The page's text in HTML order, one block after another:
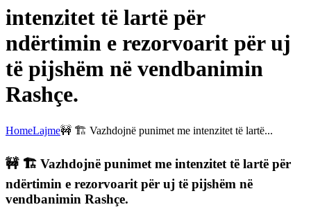
intenzitet të lartë për
ndërtimin e rezorvoarit për uj
të pijshëm në vendbanimin
Rashçe.
HomeLajme🚧 🏗 Vazhdojnë punimet me intenzitet të lartë...
🚧 🏗 Vazhdojnë punimet me intenzitet të lartë për
ndërtimin e rezorvoarit për uj të pijshëm në
vendbanimin Rashçe.